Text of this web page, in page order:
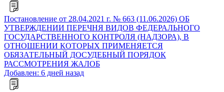
Постановление от 28.04.2021 г. № 663 (11.06.2026) ОБ
УТВЕРЖДЕНИИ ПЕРЕЧНЯ ВИДОВ ФЕДЕРАЛЬНОГО
ГОСУДАРСТВЕННОГО КОНТРОЛЯ (НАДЗОРА), В
ОТНОШЕНИИ КОТОРЫХ ПРИМЕНЯЕТСЯ
ОБЯЗАТЕЛЬНЫЙ ДОСУДЕБНЫЙ ПОРЯДОК
РАССМОТРЕНИЯ ЖАЛОБ
Добавлен: 6 дней назад